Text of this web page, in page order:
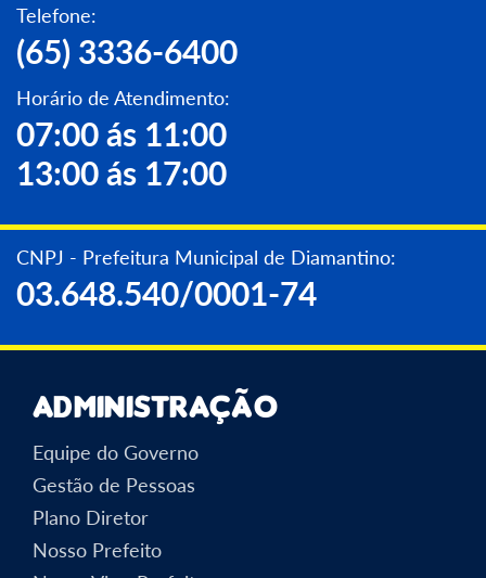
Telefone:
(65) 3336-6400
Horário de Atendimento:
07:00 ás 11:00
13:00 ás 17:00
CNPJ - Prefeitura Municipal de Diamantino:
03.648.540/0001-74
Administração
Equipe do Governo
Gestão de Pessoas
Plano Diretor
Nosso Prefeito